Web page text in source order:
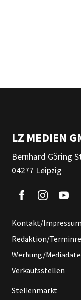
LZ MEDIEN
Bernhard Göring
04277 Leipzig
Kontakt/Impressum
Redaktion/
Werbung/
Verkaufsstellen
Stellenmarkt